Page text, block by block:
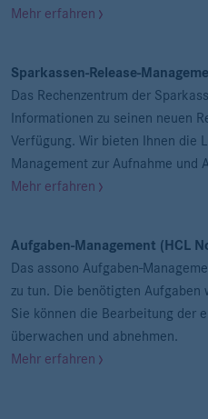
Mehr erfahren
Sparkassen-Release-
Das Rechenzentrum der
Informationen zu seinen neuen
Verfügung. Wir bieten Ihnen die
Management zur Aufnahme und
Mehr erfahren
Aufgaben-Management (HCL
Das assono Aufgaben-
zu tun. Die benötigten
Sie können die Bearbeitung der
überwachen und abnehmen.
Mehr erfahren